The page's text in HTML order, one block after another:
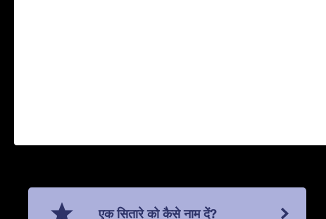
एक सितारे को कैसे नाम दें?